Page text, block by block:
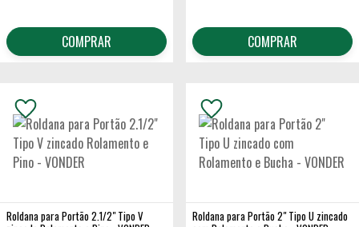
COMPRAR COMPRAR
Roldana para Portão 2.1/2" Tipo V
Roldana para Portão 2" Tipo U zincado